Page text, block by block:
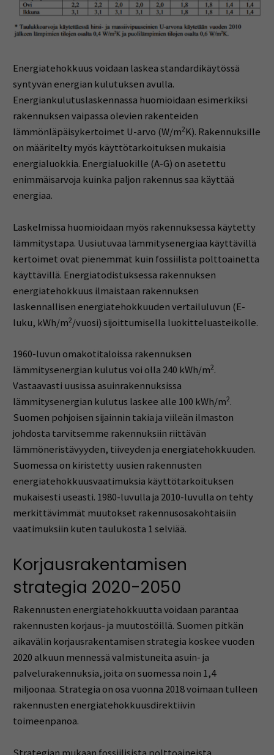
Energiatehokkuus voidaan laskea standardikäytössä
syntyvän energian kulutuksen avulla.
Energiankulutuslaskennassa huomioidaan esimerkiksi
rakennuksen vaipassa olevien rakenteiden
lämmönläpäisykertoimet U-arvo (W/m2K). Rakennuksille
on määritelty myös käyttötarkoituksen mukaisia
energialuokkia. Energialuokille (A-G) on asetettu
enimmäisarvoja kuinka paljon rakennus saa käyttää
energiaa.
Laskelmissa huomioidaan myös rakennuksessa käytetty
lämmitystapa. Uusiutuvaa lämmitysenergiaa käyttävillä
kertoimet ovat pienemmät kuin fossiilista polttoainetta
käyttävillä. Energiatodistuksessa rakennuksen
energiatehokkuus ilmaistaan rakennuksen
laskennallisen energiatehokkuuden vertailuluvun (E-
luku, kWh/m2/vuosi) sijoittumisella luokitteluasteikolle.
1960-luvun omakotitaloissa rakennuksen
lämmitysenergian kulutus voi olla 240 kWh/m2.
Vastaavasti uusissa asuinrakennuksissa
lämmitysenergian kulutus laskee alle 100 kWh/m2.
Suomen pohjoisen sijainnin takia ja viileän ilmaston
johdosta tarvitsemme rakennuksiin riittävän
lämmöneristävyyden, tiiveyden ja energiatehokkuuden.
Suomessa on kiristetty uusien rakennusten
energiatehokkuusvaatimuksia käyttötarkoituksen
mukaisesti useasti. 1980-luvulla ja 2010-luvulla on tehty
merkittävimmät muutokset rakennusosakohtaisiin
vaatimuksiin kuten taulukosta 1 selviää.
Korjausrakentamisen
strategia 2020-2050
Rakennusten energiatehokkuutta voidaan parantaa
rakennusten korjaus- ja muutostöillä. Suomen pitkän
aikavälin korjausrakentamisen strategia koskee vuoden
2020 alkuun mennessä valmistuneita asuin- ja
palvelurakennuksia, joita on suomessa noin 1,4
miljoonaa. Strategia on osa vuonna 2018 voimaan tulleen
rakennusten energiatehokkuusdirektiivin
toimeenpanoa.